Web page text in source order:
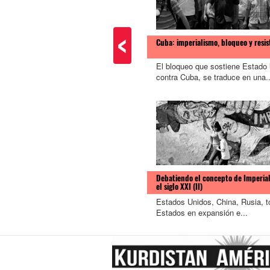
Cuba: imperialismo, bloqueo y
El bloqueo que sostiene Estado
contra Cuba, se traduce en
Debatiendo el concepto de
el siglo XXI (II)
Estados Unidos, China, Rusia,
Estados en expansión e...
<